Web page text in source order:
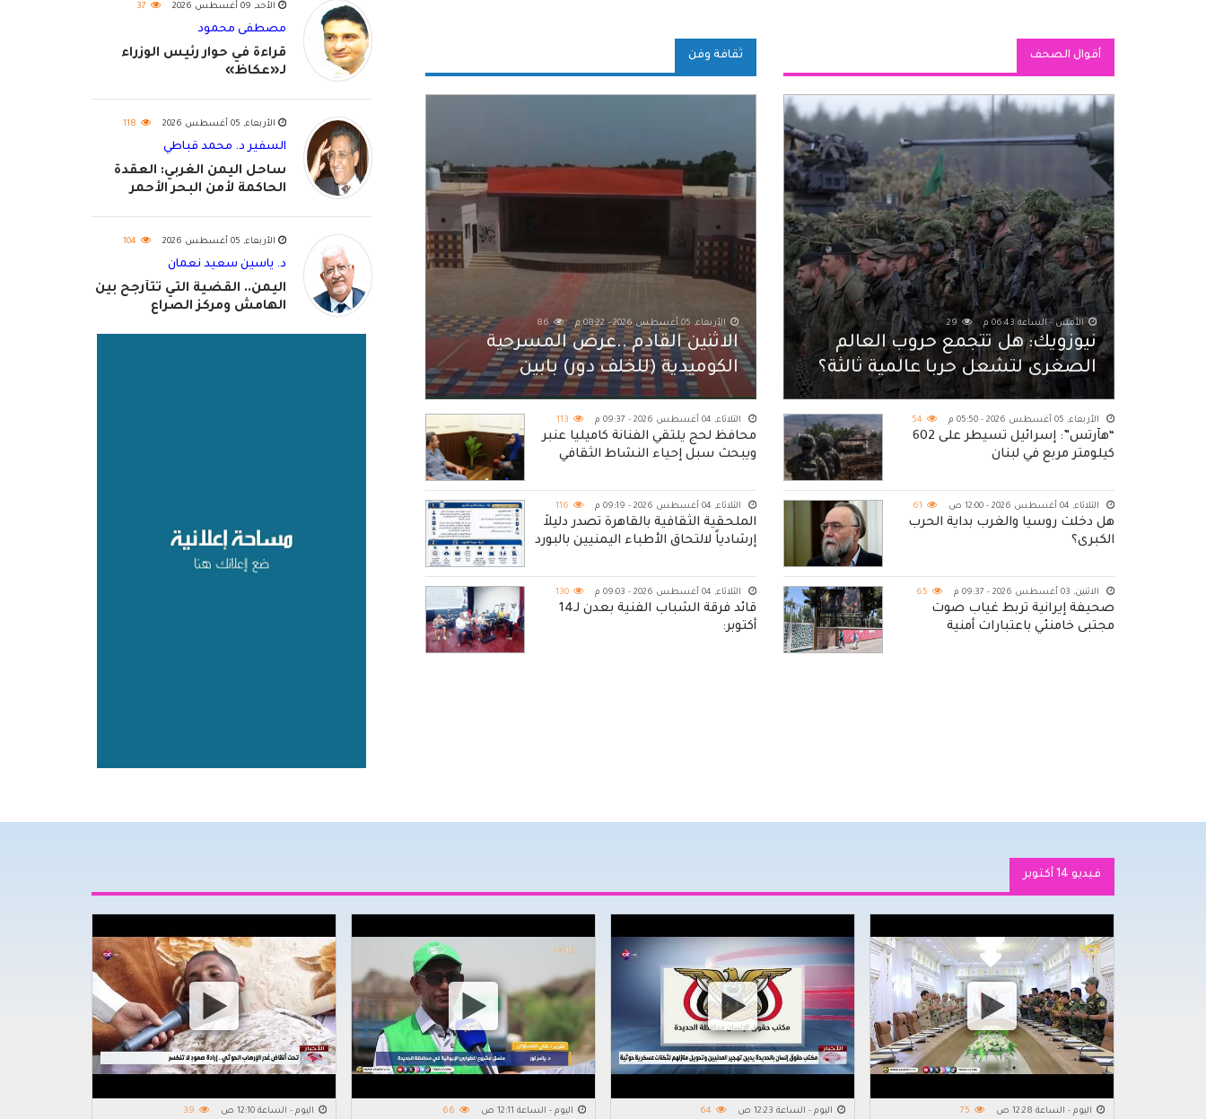
أقوال الصحف
الأمس - الساعة 06:43 م 29
نيوزويك: هل تتجمع حروب العالم
الصغرى لتشعل حربا عالمية ثالثة؟
الأربعاء, 05 أغسطس 2026 - 05:50 م 54
“هآرتس”: إسرائيل تسيطر على 602
كيلومتر مربع في لبنان
الثلاثاء, 04 أغسطس 2026 - 12:00 ص 61
هل دخلت روسيا والغرب بداية الحرب
الكبرى؟
الاثنين, 03 أغسطس 2026 - 09:37 م 65
صحيفة إيرانية تربط غياب صوت
مجتبى خامنئي باعتبارات أمنية
ثقافة وفن
الأربعاء, 05 أغسطس 2026 - 08:22 م 86
الاثنين القادم ..عرض المسرحية
الكوميدية (للخلف دور) بابين
الثلاثاء, 04 أغسطس 2026 - 09:37 م 113
محافظ لحج يلتقي الفنانة كاميليا عنبر
ويبحث سبل إحياء النشاط الثقافي
الثلاثاء, 04 أغسطس 2026 - 09:19 م 116
الملحقية الثقافية بالقاهرة تصدر دليلاً
إرشادياً لالتحاق الأطباء اليمنيين بالبورد
الثلاثاء, 04 أغسطس 2026 - 09:03 م 130
قائد فرقة الشباب الفنية بعدن لـ14
أكتوبر:
الأحد, 09 أغسطس 2026 37
مصطفى محمود
قراءة في حوار رئيس الوزراء
لـ«عكاظ»
الأربعاء, 05 أغسطس 2026 118
السفير د. محمد قباطي
ساحل اليمن الغربي: العقدة
الحاكمة لأمن البحر الأحمر
الأربعاء, 05 أغسطس 2026 104
د. ياسين سعيد نعمان
اليمن.. القضية التي تتأرجح بين
الهامش ومركز الصراع
فيديو 14 أكتوبر
اليوم - الساعة 12:28 ص 75 اليوم - الساعة 12:23 ص 64 اليوم - الساعة 12:11 ص 66 اليوم - الساعة 12:10 ص 39